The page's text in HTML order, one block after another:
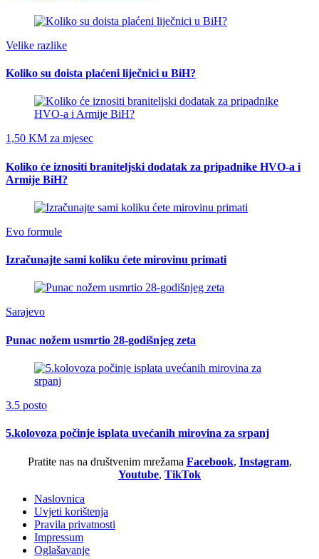
Velike razlike
Koliko su doista plaćeni liječnici u BiH?
1,50 KM za mjesec
Koliko će iznositi braniteljski dodatak za pripadnike HVO-a i
Armije BiH?
Evo formule
Izračunajte sami koliku ćete mirovinu primati
Sarajevo
Punac nožem usmrtio 28-godišnjeg zeta
3.5 posto
5.kolovoza počinje isplata uvećanih mirovina za srpanj
Pratite nas na društvenim mrežama Facebook, Instagram,
Youtube, TikTok
Naslovnica
Uvjeti korištenja
Pravila privatnosti
Impressum
Oglašavanje